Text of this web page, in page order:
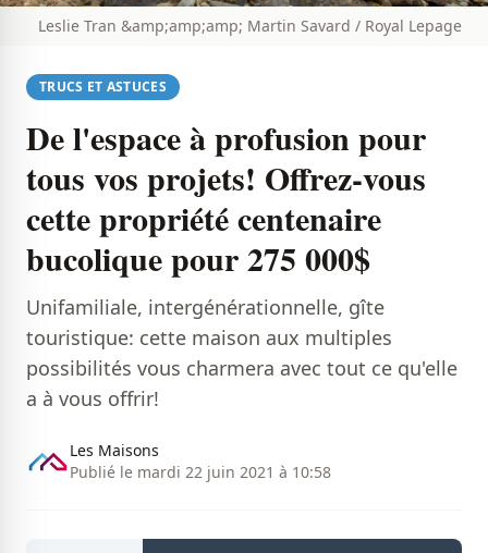
Leslie Tran &amp;amp;amp; Martin Savard / Royal Lepage
TRUCS ET ASTUCES
De l'espace à profusion pour
tous vos projets! Offrez-vous
cette propriété centenaire
bucolique pour 275 000$
Unifamiliale, intergénérationnelle, gîte
touristique: cette maison aux multiples
possibilités vous charmera avec tout ce qu'elle
a à vous offrir!
Les Maisons
Publié le mardi 22 juin 2021 à 10:58